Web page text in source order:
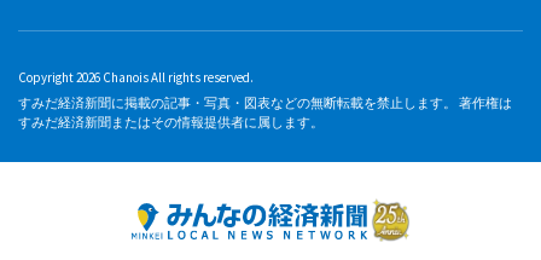
Copyright 2026 Chanois All rights reserved.
すみだ経済新聞に掲載の記事・写真・図表などの無断転載を禁止します。 著作権は
すみだ経済新聞またはその情報提供者に属します。